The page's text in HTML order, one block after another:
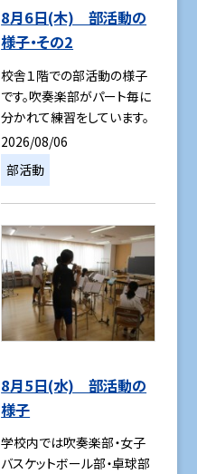
8月6日(木) 部活動の
様子・その2
校舎１階での部活動の様子
です。吹奏楽部がパート毎に
分かれて練習をしています。
2026/08/06
部活動
8月5日(水) 部活動の
様子
学校内では吹奏楽部・女子
バスケットボール部・卓球部